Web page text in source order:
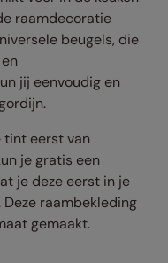
raamdecoratie
beugels, die
jij eenvoudig en
tint eerst van
je gratis een
je deze eerst in je
raambekleding
gemaakt.